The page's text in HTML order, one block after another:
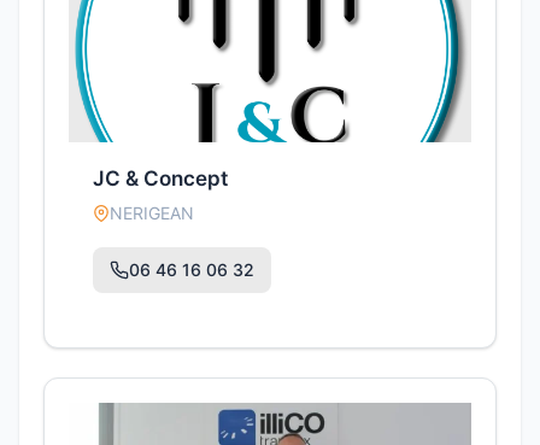
JC & Concept
NERIGEAN
06 46 16 06 32